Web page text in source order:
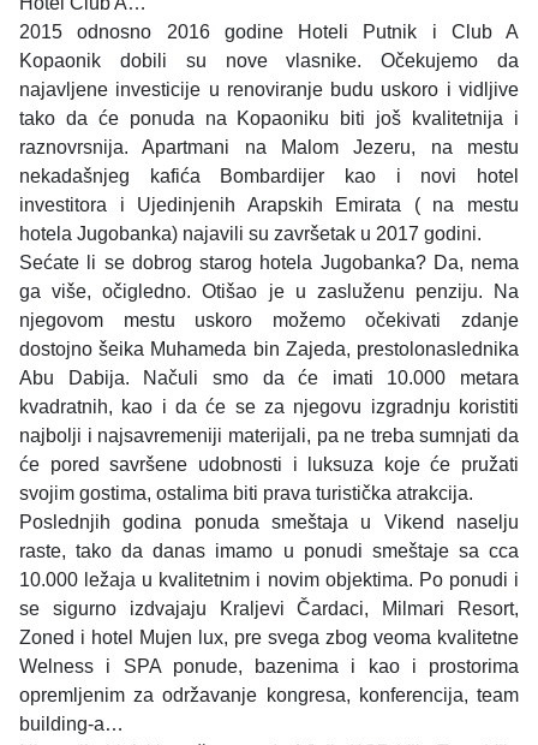
2015 odnosno 2016 godine Hoteli Putnik i Club A
Kopaonik dobili su nove vlasnike. Očekujemo da
najavljene investicije u renoviranje budu uskoro i vidljive
tako da će ponuda na Kopaoniku biti još kvalitetnija i
raznovrsnija. Apartmani na Malom Jezeru, na mestu
nekadašnjeg kafića Bombardijer kao i novi hotel
investitora i Ujedinjenih Arapskih Emirata ( na mestu
hotela Jugobanka) najavili su završetak u 2017 godini.
Sećate li se dobrog starog hotela Jugobanka? Da, nema
ga više, očigledno. Otišao je u zasluženu penziju. Na
njegovom mestu uskoro možemo očekivati zdanje
dostojno šeika Muhameda bin Zajeda, prestolonaslednika
Abu Dabija. Načuli smo da će imati 10.000 metara
kvadratnih, kao i da će se za njegovu izgradnju koristiti
najbolji i najsavremeniji materijali, pa ne treba sumnjati da
će pored savršene udobnosti i luksuza koje će pružati
svojim gostima, ostalima biti prava turistička atrakcija.
Poslednjih godina ponuda smeštaja u Vikend naselju
raste, tako da danas imamo u ponudi smeštaje sa cca
10.000 ležaja u kvalitetnim i novim objektima. Po ponudi i
se sigurno izdvajaju Kraljevi Čardaci, Milmari Resort,
Zoned i hotel Mujen lux, pre svega zbog veoma kvalitetne
Welness i SPA ponude, bazenima i kao i prostorima
opremljenim za održavanje kongresa, konferencija, team
building-a…